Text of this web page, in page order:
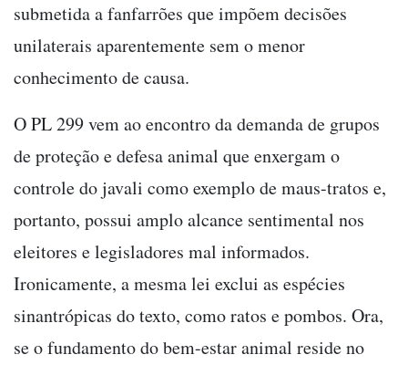
submetida a fanfarrões que impõem decisões
unilaterais aparentemente sem o menor
conhecimento de causa.
O PL 299 vem ao encontro da demanda de grupos
de proteção e defesa animal que enxergam o
controle do javali como exemplo de maus-tratos e,
portanto, possui amplo alcance sentimental nos
eleitores e legisladores mal informados.
Ironicamente, a mesma lei exclui as espécies
sinantrópicas do texto, como ratos e pombos. Ora,
se o fundamento do bem-estar animal reside no